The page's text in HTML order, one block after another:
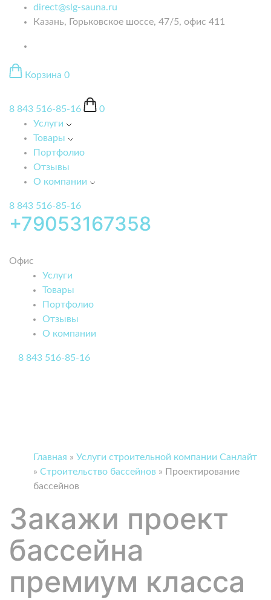
direct@slg-sauna.ru
Казань, Горьковское шоссе, 47/5, офис 411
Корзина 0
8 843 516-85-16
0
Услуги
Товары
Портфолио
Отзывы
О компании
8 843 516-85-16
+79053167358
Офис
Услуги
Товары
Портфолио
Отзывы
О компании
8 843 516-85-16
Главная » Услуги строительной компании Санлайт
» Строительство бассейнов » Проектирование
бассейнов
Закажи проект
бассейна
премиум класса